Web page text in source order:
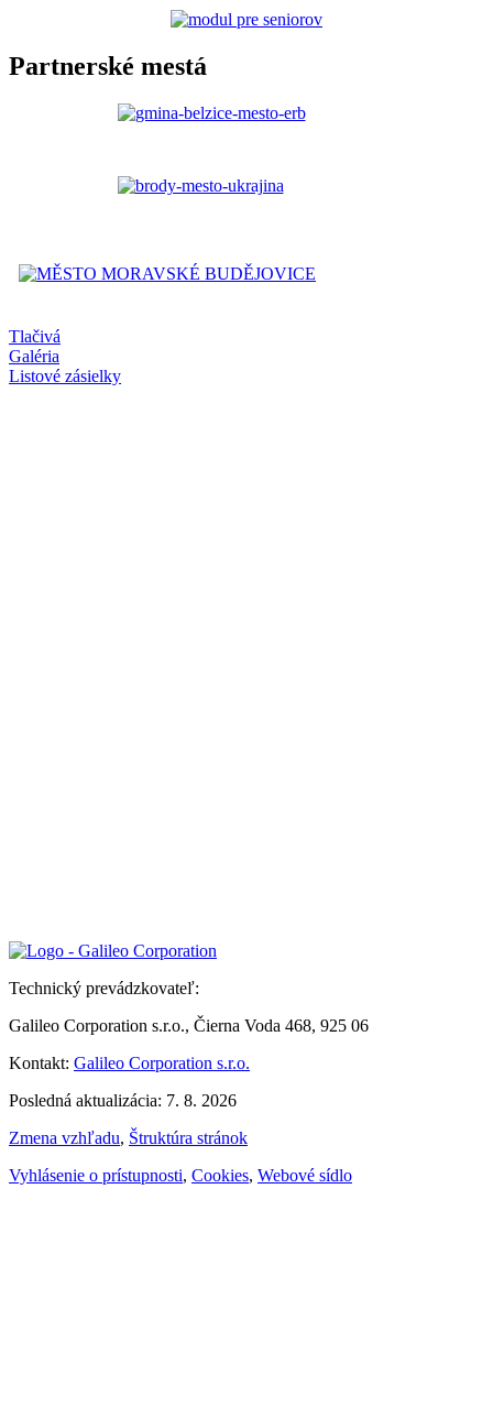
Partnerské mestá
Tlačivá
Galéria
Listové zásielky
Technický prevádzkovateľ:
Galileo Corporation s.r.o., Čierna Voda 468, 925 06
Kontakt: Galileo Corporation s.r.o.
Posledná aktualizácia: 7. 8. 2026
Zmena vzhľadu, Štruktúra stránok
Vyhlásenie o prístupnosti, Cookies, Webové sídlo